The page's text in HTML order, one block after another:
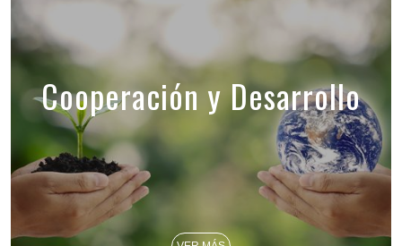
Cooperación y Desarrollo